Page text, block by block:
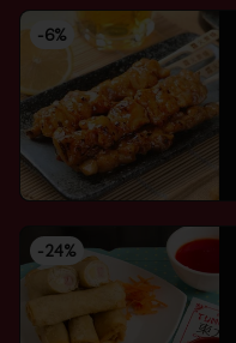
-6%
-24%